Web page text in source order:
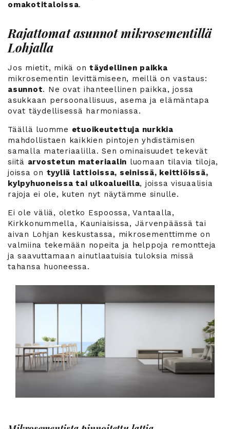
omakotitaloissa.
Rajattomat asunnot mikrosementillä
Lohjalla
Jos mietit, mikä on täydellinen paikka
mikrosementin levittämiseen, meillä on vastaus:
asunnot. Ne ovat ihanteellinen paikka, jossa
asukkaan persoonallisuus, asema ja elämäntapa
ovat täydellisessä harmoniassa.
Täällä luomme etuoikeutettuja nurkkia
mahdollistaen kaikkien pintojen yhdistämisen
samalla materiaalilla. Sen ominaisuudet tekevät
siitä arvostetun materiaalin luomaan tilavia tiloja,
joissa on tyyliä lattioissa, seinissä, keittiöissä,
kylpyhuoneissa tai ulkoalueilla, joissa visuaalisia
rajoja ei ole, kuten nyt näytämme sinulle.
Ei ole väliä, oletko Espoossa, Vantaalla,
Kirkkonummella, Kauniaisissa, Järvenpäässä tai
aivan Lohjan keskustassa, mikrosementtimme on
valmiina tekemään nopeita ja helppoja remontteja
ja saavuttamaan ainutlaatuisia tuloksia missä
tahansa huoneessa.